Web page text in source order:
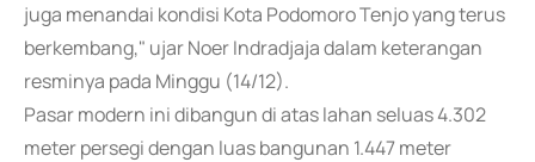
juga menandai kondisi Kota Podomoro Tenjo yang terus
berkembang," ujar Noer Indradjaja dalam keterangan
resminya pada Minggu (14/12).
Pasar modern ini dibangun di atas lahan seluas 4.302
meter persegi dengan luas bangunan 1.447 meter